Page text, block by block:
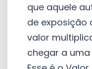
que aquele
de exposição
valor
chegar a uma